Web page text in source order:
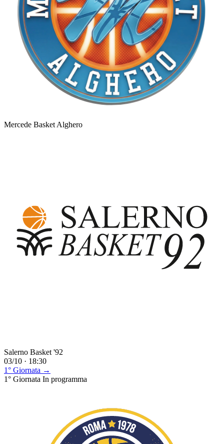
Mercede Basket Alghero
Salerno Basket '92
03/10 · 18:30
1° Giornata →
1° Giornata In programma